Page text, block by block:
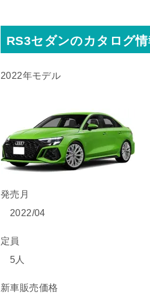
RS3セダンのカタログ情
2022年モデル
発売月
2022/04
定員
5人
新車販売価格